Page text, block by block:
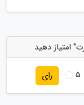
امتیاز دهید
5 رای